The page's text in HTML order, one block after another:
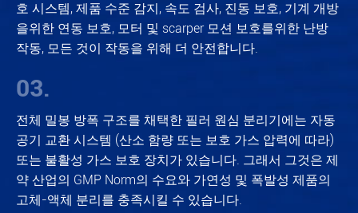
호 시스템, 제품 수준 감지, 속도 검사, 진동 보호, 기계 개방
을위한 연동 보호, 모터 및 scarper 모션 보호를위한 난방
작동, 모든 것이 작동을 위해 더 안전합니다.
03.
전체 밀봉 방폭 구조를 채택한 필러 원심 분리기에는 자동
공기 교환 시스템 (산소 함량 또는 보호 가스 압력에 따라)
또는 불활성 가스 보호 장치가 있습니다. 그래서 그것은 제
약 산업의 GMP Norm의 수요와 가연성 및 폭발성 제품의
고체-액체 분리를 충족시킬 수 있습니다.